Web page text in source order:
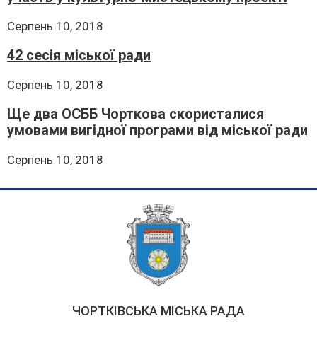
Серпень 10, 2018
42 сесія міської ради
Серпень 10, 2018
Ще два ОСББ Чорткова скористалися
умовами вигідної програми від міської ради
Серпень 10, 2018
ЧОРТКІВСЬКА МІСЬКА РАДА